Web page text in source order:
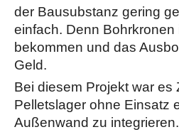
der Bausubstanz gering
einfach. Denn
bekommen und das
Geld.
Bei diesem Projekt war
Pelletslager ohne Einsatz
Außenwand zu